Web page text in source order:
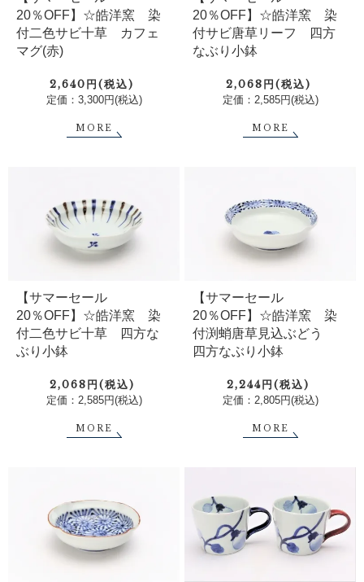
20％OFF】☆皓洋窯 染
付二色サビ十草 カフェ
マグ(赤)
2,640円(税込)
定価：3,300円(税込)
MORE
20％OFF】☆皓洋窯 染
付サビ唐草リーフ 四方
なぶり小鉢
2,068円(税込)
定価：2,585円(税込)
MORE
【サマーセール
20％OFF】☆皓洋窯 染
付二色サビ十草 四方な
ぶり小鉢
2,068円(税込)
定価：2,585円(税込)
MORE
【サマーセール
20％OFF】☆皓洋窯 染
付渕蛸唐草見込ぶどう
四方なぶり小鉢
2,244円(税込)
定価：2,805円(税込)
MORE